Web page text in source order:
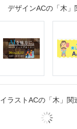
デザインACの「木」
イラストACの「木」関